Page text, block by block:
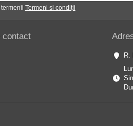
Termeni si condiții
contact
R.